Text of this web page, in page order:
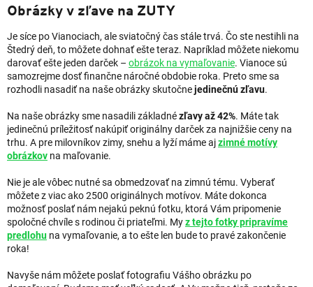
Obrázky v zľave na ZUTY
Je síce po Vianociach, ale sviatočný čas stále trvá. Čo ste nestihli na
Štedrý deň, to môžete dohnať ešte teraz. Napríklad môžete niekomu
darovať ešte jeden darček – obrázok na vymaľovanie. Vianoce sú
samozrejme dosť finančne náročné obdobie roka. Preto sme sa
rozhodli nasadiť na naše obrázky skutočnejedinečnú zľavu.
Na naše obrázky sme nasadili základnézľavy až 42%. Máte tak
jedinečnú príležitosť nakúpiť originálny darček za najnižšie ceny na
trhu. A pre milovníkov zimy, snehu a lyží máme ajzimné motívy
obrázkov na maľovanie.
Nie je ale vôbec nutné sa obmedzovať na zimnú tému. Vyberať
môžete z viac ako 2500 originálnych motívov. Máte dokonca
možnosť poslať nám nejakú peknú fotku, ktorá Vám pripomenie
spoločné chvíle s rodinou či priateľmi. Myz tejto fotky pripravíme
predlohu na vymaľovanie, a to ešte len bude to pravé zakončenie
roka!
Navyše nám môžete poslať fotografiu Vášho obrázku po